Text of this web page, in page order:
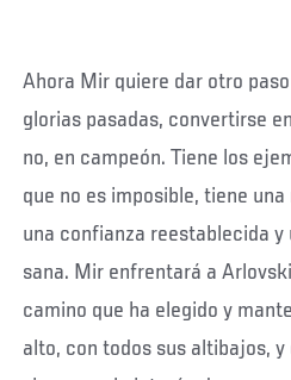
Ahora Mir quiere dar otro
glorias pasadas, convertirse
no, en campeón. Tiene los
que no es imposible, tiene
una confianza reestablecida y
sana. Mir enfrentará a
camino que ha elegido y
alto, con todos sus altibajos,